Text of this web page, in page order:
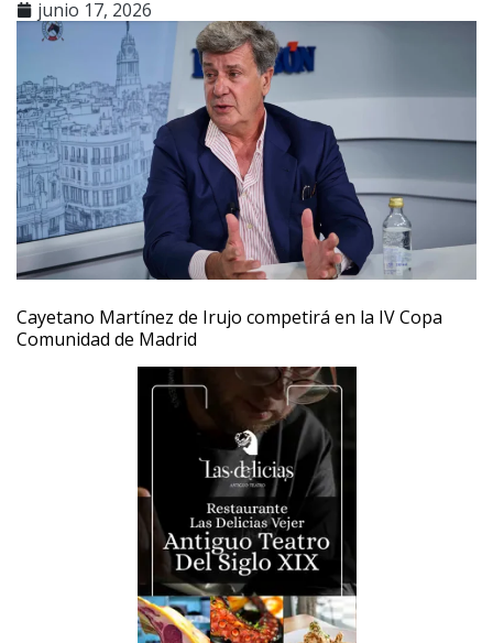
junio 17, 2026
Cayetano Martínez de Irujo competirá en la IV Copa
Comunidad de Madrid